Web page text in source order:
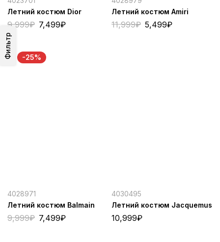
Фильтр
Летний костюм Dior
9,999₽ 7,499₽
Летний костюм Amiri
11,999₽ 5,499₽
-25%
4028971
Летний костюм Balmain
9,999₽ 7,499₽
4030495
Летний костюм Jacquemus
10,999₽